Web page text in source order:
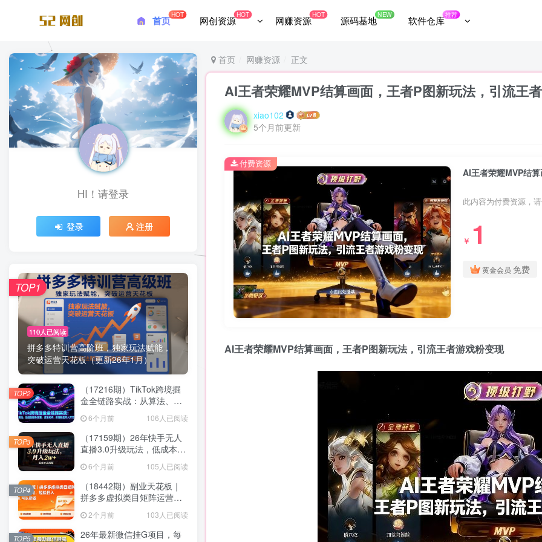
首页HOT 网创资源HOT 网赚资源HOT 源码基地NEW 软件仓库推荐
首页 网赚资源 正文
AI王者荣耀MVP结算画面，王者P图新玩法，引流王
xiao102
5个月前更新
AI王者荣耀MVP结
此内容为付费资源，
￥ 1
黄金会员 免费
付费资源
AI王者荣耀MVP结算画面，王者P图新玩法，引流王者游戏粉变现
HI！请登录
登录 注册
110人已阅读
拼多多特训营高阶班，独家玩法赋能，
突破运营天花板（更新26年1月）
TOP1
（17216期）TikTok跨境掘
金全链路实战：从算法、选
品到团队管理，打通闭环，
实现稳定月入万刀
6个月前 106人已阅读
TOP2
（17159期）26年快手无人
直播3.0升级玩法，低成本高
回报，月入2w+
6个月前 105人已阅读
TOP3
（18442期）副业天花板｜
拼多多虚拟类目矩阵运营全
攻略，轻松日入 1K 可长期
做2个月前 103人已阅读
TOP4
26年最新微信挂G项目，每
TOP5